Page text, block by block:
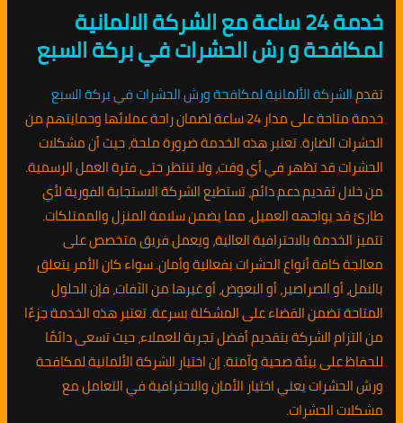
خدمة 24 ساعة مع الشركة الالمانية
لمكافحة و رش الحشرات في بركة السبع
تقدمالشركة الألمانية لمكافحة ورش الحشرات في بركة السبع
خدمة متاحة على مدار 24 ساعة لضمان راحة عملائها وحمايتهم من
الحشرات الضارة. تعتبر هذه الخدمة ضرورة ملحة، حيث أن مشكلات
الحشرات قد تظهر في أي وقت، ولا تنتظر حتى فترة العمل الرسمية.
من خلال تقديم دعم دائم، تستطيع الشركة الاستجابة الفورية لأي
طارئ قد يواجهه العميل، مما يضمن سلامة المنزل والممتلكات.
تتميز الخدمة بالاحترافية العالية، ويعمل فريق متخصص على
معالجة كافة أنواع الحشرات بفعالية وأمان. سواء كان الأمر يتعلق
بالنمل، أو الصراصير، أو البعوض، أو غيرها من الآفات، فإن الحلول
المتاحة تضمن القضاء على المشكلة بسرعة. تعتبر هذه الخدمة جزءًا
من التزام الشركة بتقديم أفضل تجربة للعملاء، حيث تسعى دائمًا
للحفاظ على بيئة صحية وآمنة. إن اختيار الشركة الألمانية لمكافحة
ورش الحشرات يعني اختيار الأمان والاحترافية في التعامل مع
مشكلات الحشرات.